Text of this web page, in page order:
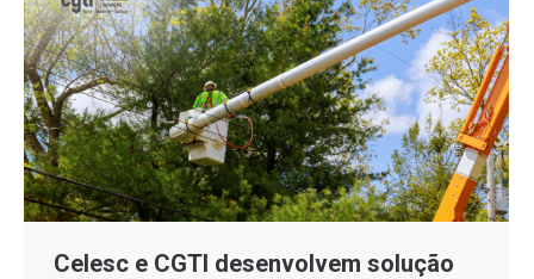
Celesc e CGTI desenvolvem solução